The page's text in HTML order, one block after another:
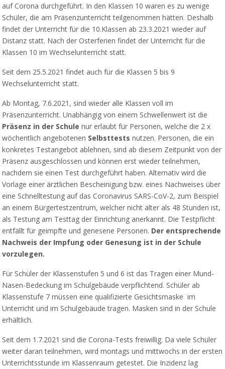
auf Corona durchgeführt. In den Klassen 10 waren es zu wenige
Schüler, die am Präsenzunterricht teilgenommen hätten. Deshalb
findet der Unterricht für die 10.Klassen ab 23.3.2021 wieder auf
Distanz statt. Nach der Osterferien findet der Unterricht für die
Klassen 10 im Wechselunterricht statt.
Seit dem 25.5.2021 findet auch für die Klassen 5 bis 9
Wechselunterricht statt.
Ab Montag, 7.6.2021, sind wieder alle Klassen voll im
Präsenzunterricht. Unabhängig von einem Schwellenwert ist die
Präsenz in der Schulenur erlaubt für Personen, welche die 2 x
wöchentlich angebotenen Selbsttestsnutzen. Personen, die ein
konkretes Testangebot ablehnen, sind ab diesem Zeitpunkt von der
Präsenz ausgeschlossen und können erst wieder teilnehmen,
nachdem sie einen Test durchgeführt haben. Alternativ wird die
Vorlage einer ärztlichen Bescheinigung bzw. eines Nachweises über
eine Schnelltestung auf das Coronavirus SARS-CoV-2, zum Beispiel
an einem Bürgertestzentrum, welcher nicht älter als 48 Stunden ist,
als Testung am Testtag der Einrichtung anerkannt. Die Testpflicht
entfällt für geimpfte und genesene Personen. Der entsprechende
Nachweis der Impfung oder Genesung ist in der Schule
vorzulegen.
Für Schüler der Klassenstufen 5 und 6 ist das Tragen einer Mund-
Nasen-Bedeckung im Schulgebäude verpflichtend. Schüler ab
Klassenstufe 7 müssen eine qualifizierte Gesichtsmaske im
Unterricht und im Schulgebäude tragen. Masken sind in der Schule
erhältlich.
Seit dem 1.7.2021 sind die Corona-Tests freiwillig. Da viele Schüler
weiter daran teilnehmen, wird montags und mittwochs in der ersten
Unterrichtsstunde im Klassenraum getestet. Die Inzidenz lag